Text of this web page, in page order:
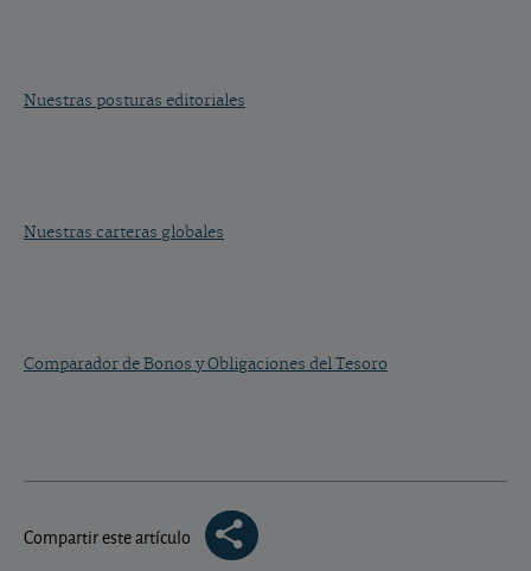
Nuestras posturas editoriales
Nuestras carteras globales
Comparador de Bonos y Obligaciones del Tesoro
Compartir este artículo